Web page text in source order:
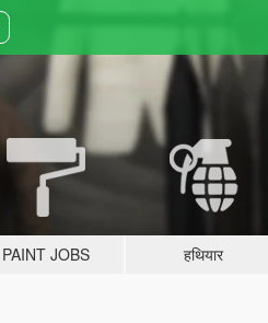
PAINT JOBS हथियार